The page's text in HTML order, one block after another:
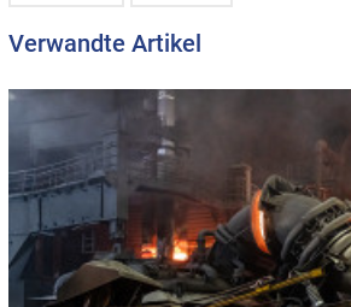
Verwandte Artikel